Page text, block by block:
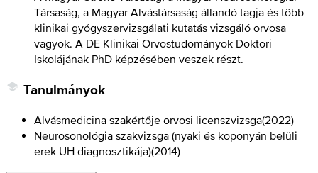
Társaság, a Magyar Alvástársaság állandó tagja és több
klinikai gyógyszervizsgálati kutatás vizsgáló orvosa
vagyok. A DE Klinikai Orvostudományok Doktori
Iskolájának PhD képzésében veszek részt.
Tanulmányok
Alvásmedicina szakértője orvosi licenszvizsga(2022)
Neurosonológia szakvizsga (nyaki és koponyán belüli
erek UH diagnosztikája)(2014)